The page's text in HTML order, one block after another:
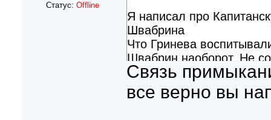
Статус: Offline
Я написал про
Швабрина
Что Гринева
Швабрин наоборот. Не
прокатит
-----------------
Связь
все верно вы